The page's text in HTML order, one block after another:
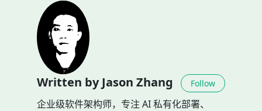
Written by Jason Zhang Follow
企业级软件架构师，专注 AI 私有化部署、